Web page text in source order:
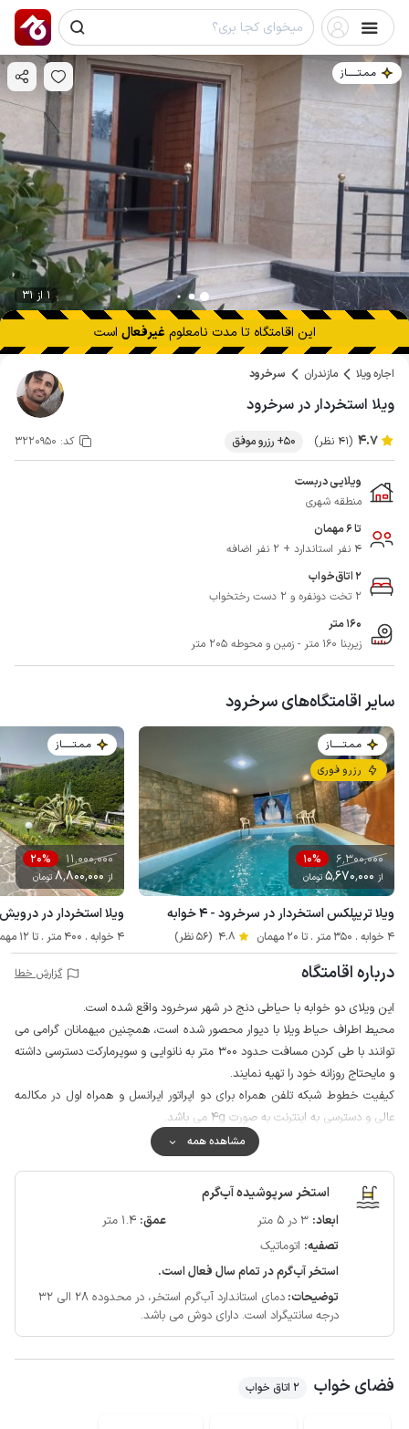
مـمـتــــــاز
1 از 31
این اقامتگاه تا مدت نامعلوم غیرفعال است
اجاره ویلا مازندران سرخرود
ویلا استخردار در سرخرود
4.7 (41 نظر) 50+ رزرو موفق کد: 3220950
ویلایی دربست
منطقه شهری
تا 6 مهمان
4 نفر استاندارد + 2 نفر اضافه
2 اتاق‌خواب
2 تخت دونفره و 2 دست رختخواب
160 متر
زیربنا 160 متر - زمین و محوطه 205 متر
سایر اقامتگاه‌های سرخرود
مـمـتــــــاز
رزرو فوری
6٬300٬000 10%
از 5٬670٬000 تومان
ویلا تریپلکس استخردار در سرخرود - ۴ خوابه
4 خوابه . 350 متر . تا 20 مهمان 4.8 (56 نظر)
مـمـتــــــاز
11٬000٬000 20%
از 8٬800٬000 تومان
ویلا استخردار در درویش
4 خوابه . 400 متر . تا 12 مهمان
درباره اقامتگاه گزارش خطا
این ویلای دو خوابه با حیاطی دنج در شهر سرخرود واقع شده است.
محیط اطراف حیاط ویلا با دیوار محصور شده است، همچنین میهمانان گرامی می
توانند با طی کردن مسافت حدود 300 متر به نانوایی و سوپرمارکت دسترسی داشته
و مایحتاج روزانه خود را تهیه نمایند.
کیفیت خطوط شبکه تلفن همراه برای دو اپراتور ایرانسل و همراه اول در مکالمه
عالی و دسترسی به اینترنت به صورت 4g می باشد.
سرخرود با برخورداری از ساحل و تفریحات مهیج آبی نظیر جت اسکی، قایق سواری،
اسب سواری، چهارچرخ و ... و قرارگیری بین دو شهر محمودآباد و فریدونکنار
انتخاب مناسبی جهت اقامت و دسترسی به جاذبه های اطراف می باشد.
مشاهده همه
استخر سرپوشیده آب‌گرم
ابعاد: 3 در 5 متر عمق: 1.4 متر
تصفیه: اتوماتیک
استخر آب‌گرم در تمام سال فعال است.
توضیحات:
دمای استاندارد آب‌گرم استخر، در محدوده 28 الی 32
درجه سانتیگراد است. دارای دوش می باشد.
فضای خواب 2 اتاق خواب